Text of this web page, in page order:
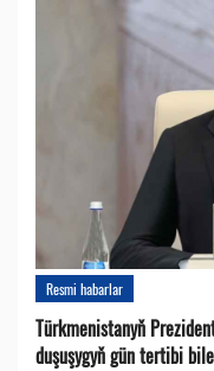
Resmi habarlar
Türkmenistanyň
duşuşygyň gün tertibi